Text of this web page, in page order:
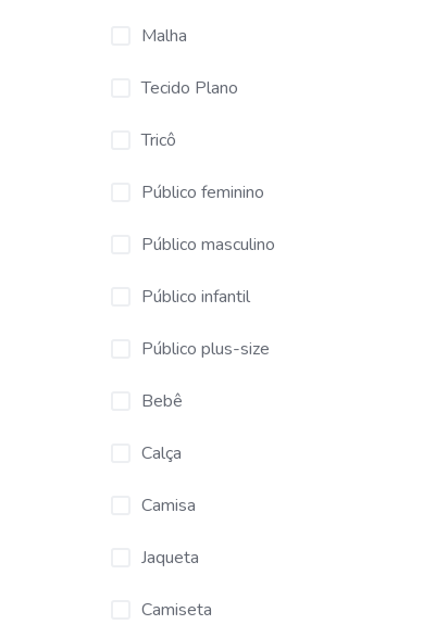
Malha
Tecido Plano
Tricô
Público feminino
Público masculino
Público infantil
Público plus-size
Bebê
Calça
Camisa
Jaqueta
Camiseta